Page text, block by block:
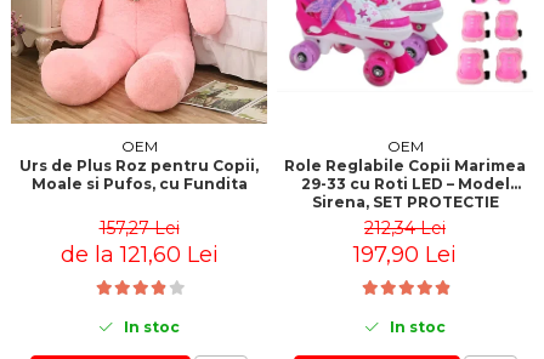
OEM
Urs de Plus Roz pentru Copii,
Moale si Pufos, cu Fundita
157,27 Lei
de la 121,60 Lei
In stoc
OEM
Role Reglabile Copii Marimea
29-33 cu Roti LED – Model
Sirena, SET PROTECTIE
INCLUS
212,34 Lei
197,90 Lei
In stoc